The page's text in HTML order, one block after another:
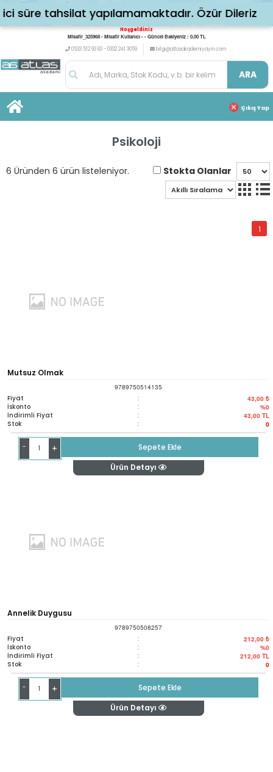
tahsilat yapılamamaktadır. Özür Dileriz
Hoşgeldiniz
Misafir_325968 - Misafir Kullanıcı - - Güncel Bakiyeniz : 0,00 TL
0533 512 93 83 - 0332 241 3059
bilgi@atlasakademiyayin.com
ARA
Çıkış Yap
Psikoloji
6 Üründen 6 ürün listeleniyor. Stokta Olanlar
1
Mutsuz Olmak
9789750514135
Fiyat : 43,00 ₺
İskonto : %0
İndirimli Fiyat : 43,00 TL
Stok : 0
- +
Sepete Ekle
Ürün Detayı
Annelik Duygusu
9789750508257
Fiyat : 212,00 ₺
İskonto : %0
İndirimli Fiyat : 212,00 TL
Stok : 0
- +
Sepete Ekle
Ürün Detayı